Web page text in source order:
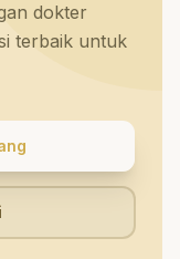
dokter
terbaik untuk